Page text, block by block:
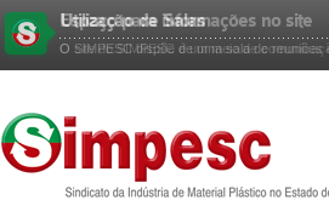
Utilização de Salas
O SIMPESC dispõe de uma sala de reuniões
Espaço para informações no site
O site do SIMPESC é um meio de